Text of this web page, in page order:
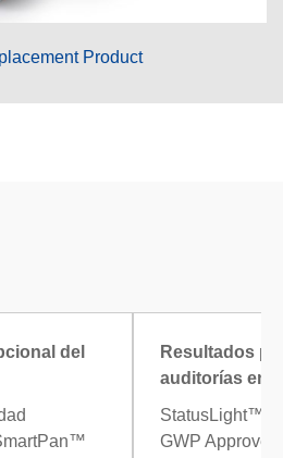
Product
del
Resultados
auditorías en
StatusLight™,
GWP